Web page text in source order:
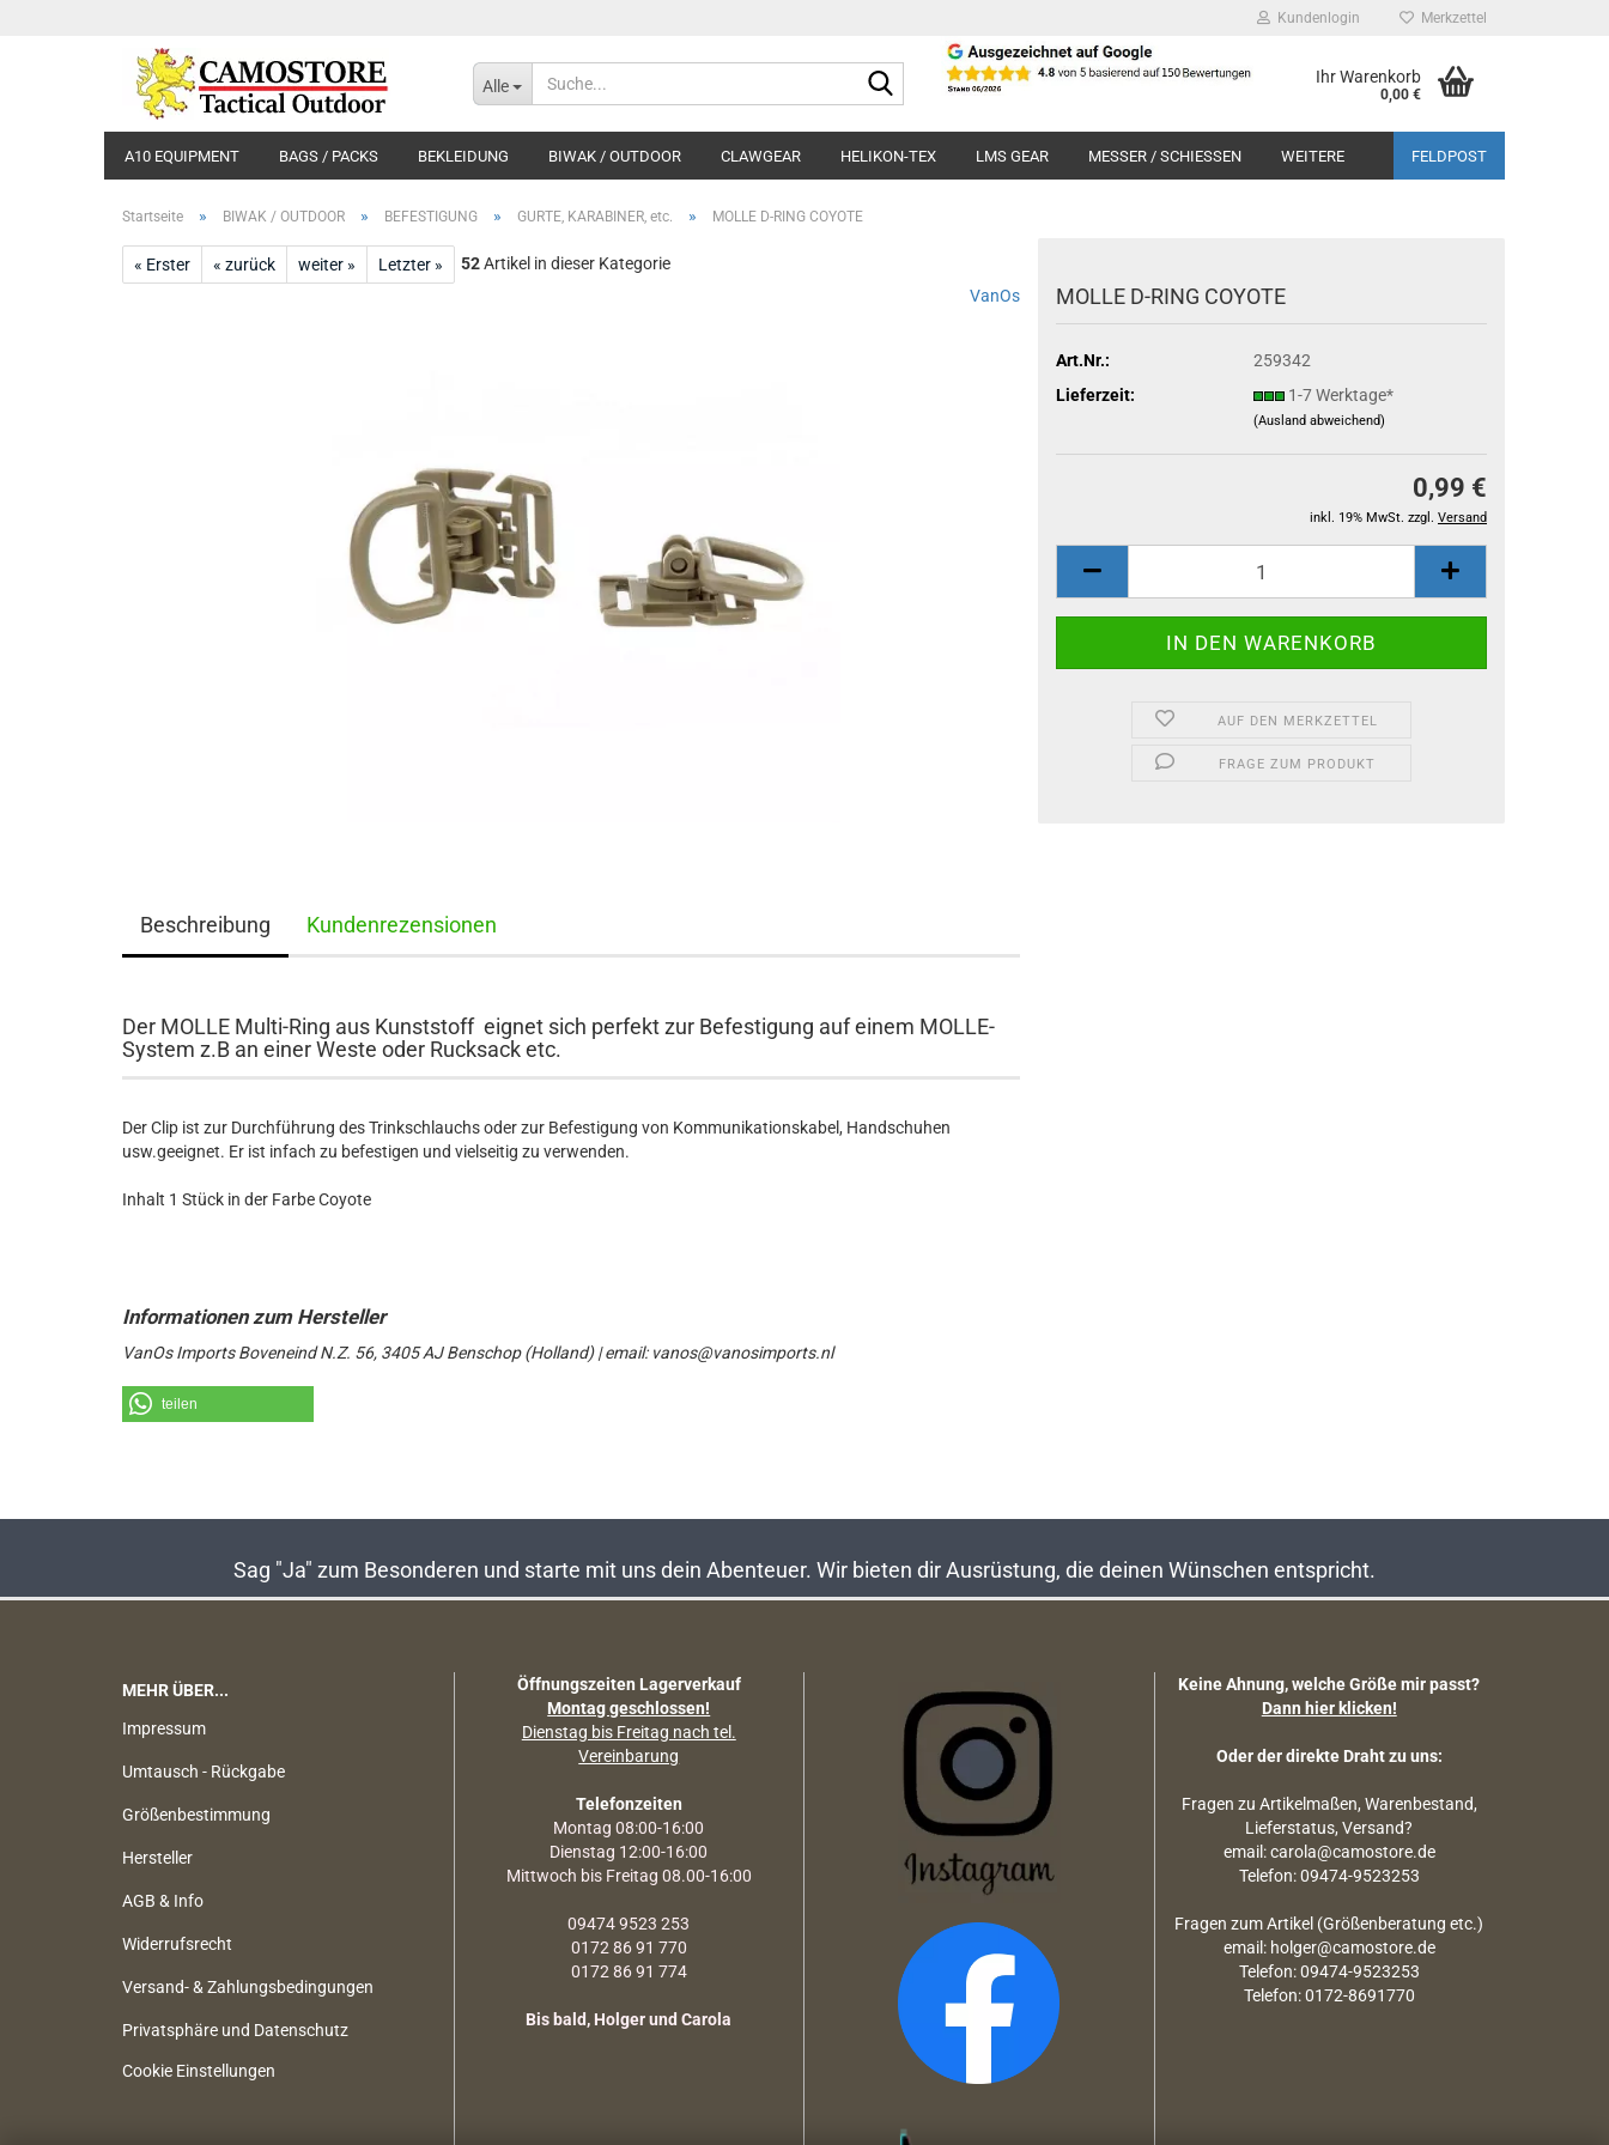
Kundenlogin Merkzettel
Alle
Suche... Ihr Warenkorb
0,00 €
A10 EQUIPMENT BAGS / PACKS BEKLEIDUNG BIWAK / OUTDOOR CLAWGEAR HELIKON-TEX LMS GEAR MESSER / SCHIESSEN FELDPOST
WEITERE
Startseite » BIWAK / OUTDOOR » BEFESTIGUNG » GURTE, KARABINER, etc. » MOLLE D-RING COYOTE
« Erster « zurück weiter » Letzter » 52Artikel in dieser Kategorie
VanOs
MOLLE D-RING COYOTE
Art.Nr.:
259342
Lieferzeit:
1-7 Werktage*
(Ausland abweichend)
0,99 €
inkl. 19% MwSt. zzgl. Versand
AUF DEN MERKZETTEL
FRAGE ZUM PRODUKT
Beschreibung Kundenrezensionen
Der MOLLE Multi-Ring aus Kunststoff eignet sich perfekt zur Befestigung auf einem MOLLE-
System z.B an einer Weste oder Rucksack etc.
Der Clip ist zur Durchführung des Trinkschlauchs oder zur Befestigung von Kommunikationskabel, Handschuhen
usw.geeignet. Er ist infach zu befestigen und vielseitig zu verwenden.
Inhalt 1 Stück in der Farbe Coyote
VanOs Imports Boveneind N.Z. 56, 3405 AJ Benschop (Holland) | email: vanos@vanosimports.nl
teilen
Sag "Ja" zum Besonderen und starte mit uns dein Abenteuer. Wir bieten dir Ausrüstung, die deinen Wünschen entspricht.
MEHR ÜBER...
Impressum
Umtausch - Rückgabe
Größenbestimmung
Hersteller
AGB & Info
Widerrufsrecht
Versand- & Zahlungsbedingungen
Privatsphäre und Datenschutz
Cookie Einstellungen
Öffnungszeiten Lagerverkauf
Montag geschlossen!
Dienstag bis Freitag nach tel.
Vereinbarung
Telefonzeiten
Montag 08:00-16:00
Dienstag 12:00-16:00
Mittwoch bis Freitag 08.00-16:00
09474 9523 253
0172 86 91 770
0172 86 91 774
Bis bald, Holger und Carola
Keine Ahnung, welche Größe mir passt?
Dann hier klicken!
Oder der direkte Draht zu uns:
Fragen zu Artikelmaßen, Warenbestand,
Lieferstatus, Versand?
email: carola@camostore.de
Telefon: 09474-9523253
Fragen zum Artikel (Größenberatung etc.)
email: holger@camostore.de
Telefon: 09474-9523253
Telefon: 0172-8691770